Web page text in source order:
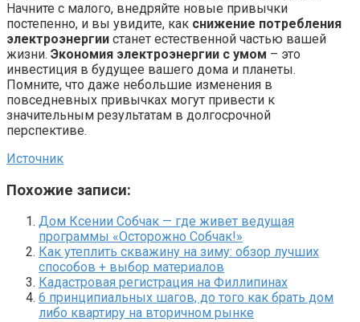
Начните с малого, внедряйте новые привычки
постепенно, и вы увидите, как снижение потребления
электроэнергии станет естественной частью вашей
жизни. Экономия электроэнергии с умом – это
инвестиция в будущее вашего дома и планеты.
Помните, что даже небольшие изменения в
повседневных привычках могут привести к
значительным результатам в долгосрочной
перспективе.
Источник
Похожие записи:
Дом Ксении Собчак — где живет ведущая
программы «Осторожно Собчак!»
Как утеплить скважину на зиму: обзор лучших
способов + выбор материалов
Кадастровая регистрация на Филлипинах
6 принципиальных шагов, до того как брать дом
либо квартиру на вторичном рынке